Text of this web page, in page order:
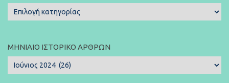
Κατηγορίες
Άρθρων:
ΜΗΝΙΑΊΟ ΙΣΤΟΡΙΚΌ ΆΡΘΡΩΝ
Μηνιαίο
Ιστορικό